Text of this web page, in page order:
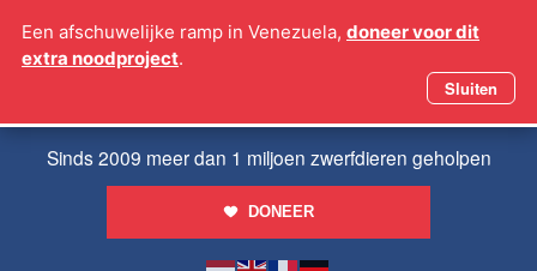
naar
Sinds 2009 meer dan 1 miljoen zwerfdieren geholpen
DONEER
Een afschuwelijke ramp in Venezuela, doneer voor dit
extra noodproject.
Sluiten